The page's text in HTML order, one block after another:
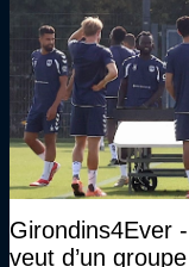
Girondins4Ever
veut d’un